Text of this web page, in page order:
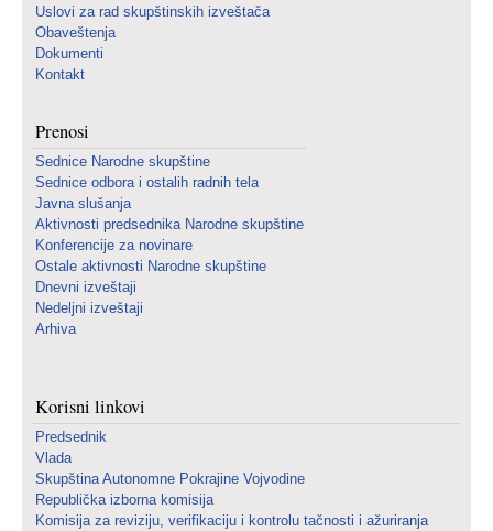
Uslovi za rad skupštinskih izveštača
Obaveštenja
Dokumenti
Kontakt
Prenosi
Sednice Narodne skupštine
Sednice odbora i ostalih radnih tela
Javna slušanja
Aktivnosti predsednika Narodne skupštine
Konferencije za novinare
Ostale aktivnosti Narodne skupštine
Dnevni izveštaji
Nedeljni izveštaji
Arhiva
Korisni linkovi
Predsednik
Vlada
Skupština Autonomne Pokrajine Vojvodine
Republička izborna komisija
Komisija za reviziju, verifikaciju i kontrolu tačnosti i ažuriranja